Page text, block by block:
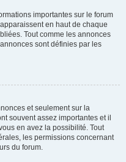
importantes sur le forum
en haut de chaque
Tout comme les annonces
sont définies par les
et seulement sur la
souvent assez importantes et il
en avez la possibilité. Tout
les permissions concernant
du forum.